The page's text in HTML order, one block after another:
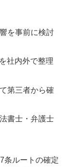
を事前に検討
社内外で整理
第三者から確
書士・弁護士
条ルートの確定